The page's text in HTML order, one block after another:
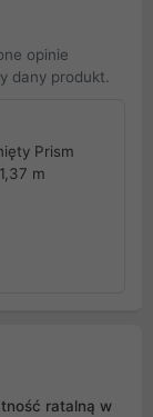
opinie
dany produkt.
Prism
m
ratalną w